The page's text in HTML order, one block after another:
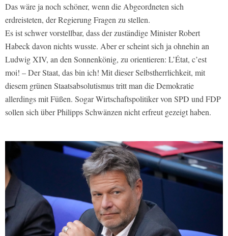
Das wäre ja noch schöner, wenn die Abgeordneten sich
erdreisteten, der Regierung Fragen zu stellen.
Es ist schwer vorstellbar, dass der zuständige Minister Robert
Habeck davon nichts wusste. Aber er scheint sich ja ohnehin an
Ludwig XIV, an den Sonnenkönig, zu orientieren: L’État, c’est
moi! – Der Staat, das bin ich! Mit dieser Selbstherrlichkeit, mit
diesem grünen Staatsabsolutismus tritt man die Demokratie
allerdings mit Füßen. Sogar Wirtschaftspolitiker von SPD und FDP
sollen sich über Philipps Schwänzen nicht erfreut gezeigt haben.